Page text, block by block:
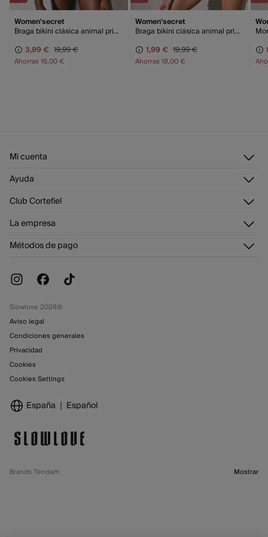
Women'secret
Braga bikini clásica animal print leopardo
3,99 € 19,99 €
Ahorras16,00 €
Women'secret
Braga bikini clásica animal print leopardo
1,99 € 19,99 €
Ahorras18,00 €
Mi cuenta
Registrarme
Direcciones de envío
Tarjeta regalo online
Tarjeta abono
Ayuda
Atención al cliente
Preguntas frecuentes
Cambios, devoluciones y desistimiento
Club Cortefiel
La empresa
Trabaja con nosotros
Métodos de pago
Slowlove 2026©
Aviso legal
Condiciones generales
Privacidad
Cookies
Cookies Settings
España Español
Brands Tendam Mostrar